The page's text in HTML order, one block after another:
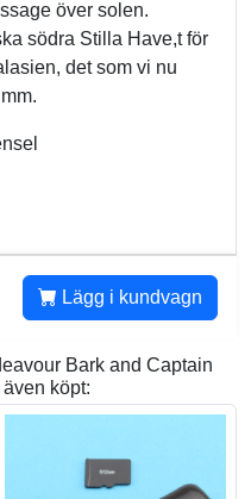
över solen.
södra Stilla Have,t för
det som vi nu
Lägg i kundvagn
Bark and Captain
köpt: